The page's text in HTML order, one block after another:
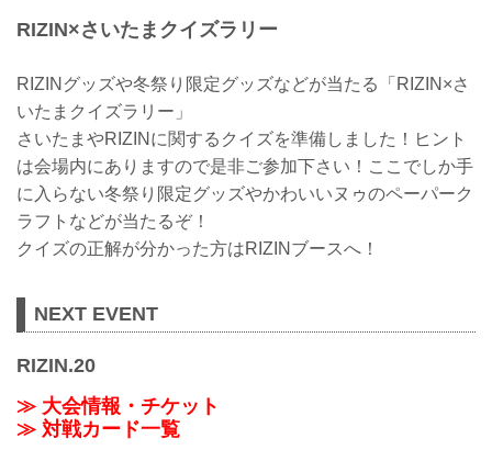
RIZIN×さいたまクイズラリー
RIZINグッズや冬祭り限定グッズなどが当たる「RIZIN×さ
いたまクイズラリー」
さいたまやRIZINに関するクイズを準備しました！ヒント
は会場内にありますので是非ご参加下さい！ここでしか手
に入らない冬祭り限定グッズやかわいいヌゥのペーパーク
ラフトなどが当たるぞ！
クイズの正解が分かった方はRIZINブースへ！
NEXT EVENT
RIZIN.20
≫ 大会情報・チケット
≫ 対戦カード一覧